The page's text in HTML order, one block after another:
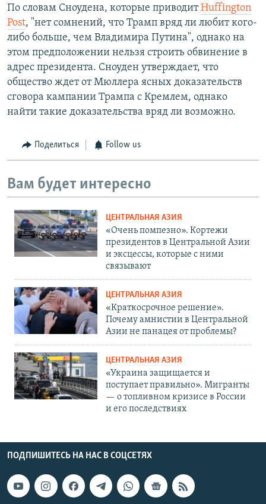
По словам Сноудена, которые приводитHuffington
Post, "нет сомнений, что Трамп вряд ли любит кого-
либо больше, чем Владимира Путина", однако на
этом предположении нельзя строить обвинение в
адрес президента. Сноуден утверждает, что
общество ждет от Мюллера ясных доказательств
сговора кампании Трампа с Кремлем, однако
найти такие доказательства вряд ли возможно.
Поделиться Follow us
Вам будет интересно
ЦЕНТРАЛЬНАЯ АЗИЯ
«Очень помпезно». Кортежи
президентов в Центральной Азии
и эксцессы, которые с ними
связывают
ЦЕНТРАЛЬНАЯ АЗИЯ
«Краткосрочное решение».
Почему амнистии в Центральной
Азии не панацея от проблемы?
ЦЕНТРАЛЬНАЯ АЗИЯ
«Украина защищается и
поступает правильно». Мигранты
— о топливном кризисе в России
и его последствиях
ПОДПИШИТЕСЬ НА НАС В СОЦСЕТЯХ